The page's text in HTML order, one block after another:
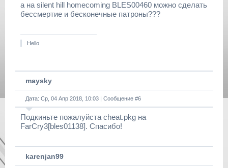
а на silent hill homecoming BLES00460 можно сделать
бессмертие и бесконечные патроны???
Hello
maysky
Дата: Ср, 04 Апр 2018, 10:03 | Сообщение #6
Подкиньте пожалуйста cheat.pkg на
FarCry3[bles01138]. Спасибо!
karenjan99